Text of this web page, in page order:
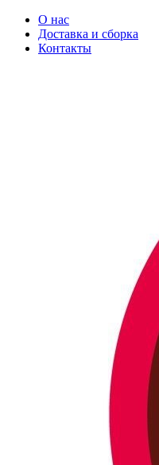
О нас
Доставка и сборка
Контакты